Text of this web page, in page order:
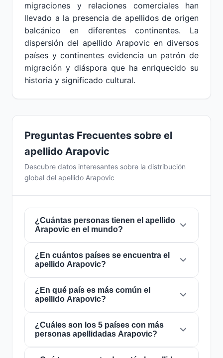
migraciones y relaciones comerciales han
llevado a la presencia de apellidos de origen
balcánico en diferentes continentes. La
dispersión del apellido Arapovic en diversos
países y continentes evidencia un patrón de
migración y diáspora que ha enriquecido su
historia y significado cultural.
Preguntas Frecuentes sobre el
apellido Arapovic
Descubre datos interesantes sobre la distribución
global del apellido Arapovic
¿Cuántas personas tienen el apellido
Arapovic en el mundo?
Actualmente hay aproximadamente430
personascon el apellido
mundo. Esto significa que aproximadamente 1
de cada18,604,651 personasen el mundo
lleva este apellido. Se encuentra presente en
23 países, lo que refleja su distribución global.
¿En cuántos países se encuentra el
apellido Arapovic?
El apellidoArapovicestá presente en
paísesde todo el mundo. Esto lo clasifica
como un apellido de alcancelocal. Su
presencia en múltiples países indica patrones
históricos de migración y dispersión familiar a
lo largo de los siglos.
¿En qué país es más común el
apellido Arapovic?
El apellidoArapovices más común en
Estados Unidos, donde lo portan
aproximadamente131 personas. Esto
¿Cuáles son los 5 países con más
personas apellidadas Arapovic?